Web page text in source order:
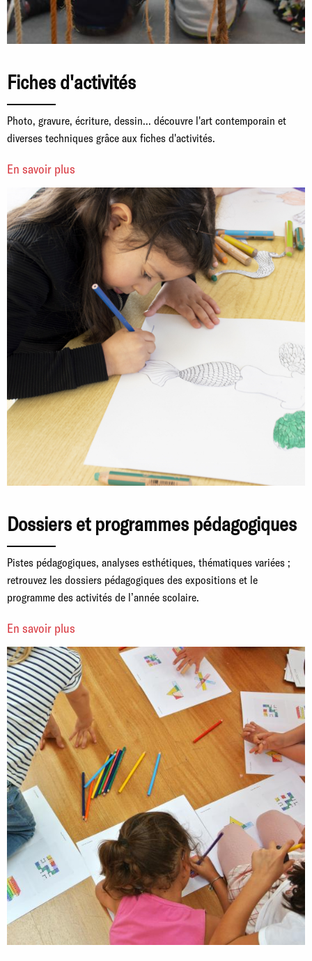
Fiches d'activités
Photo, gravure, écriture, dessin... découvre l'art contemporain et
diverses techniques grâce aux fiches d'activités.
En savoir plus
Dossiers et programmes pédagogiques
Pistes pédagogiques, analyses esthétiques, thématiques variées ;
retrouvez les dossiers pédagogiques des expositions et le
programme des activités de l’année scolaire.
En savoir plus